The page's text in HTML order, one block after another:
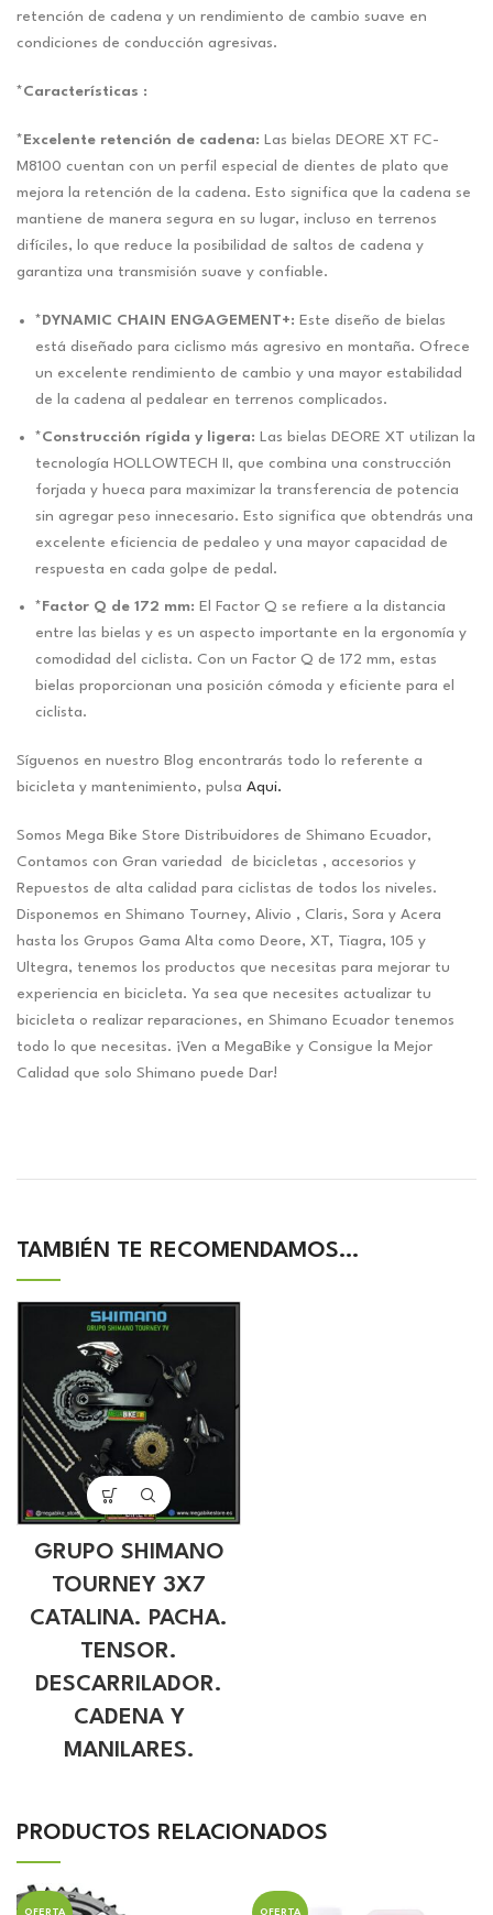
retención de cadena y un rendimiento de cambio suave en
condiciones de conducción agresivas.
*Características :
*Excelente retención de cadena: Las bielas DEORE XT FC-
M8100 cuentan con un perfil especial de dientes de plato que
mejora la retención de la cadena. Esto significa que la cadena se
mantiene de manera segura en su lugar, incluso en terrenos
difíciles, lo que reduce la posibilidad de saltos de cadena y
garantiza una transmisión suave y confiable.
*DYNAMIC CHAIN ENGAGEMENT+: Este diseño de bielas
está diseñado para ciclismo más agresivo en montaña. Ofrece
un excelente rendimiento de cambio y una mayor estabilidad
de la cadena al pedalear en terrenos complicados.
*Construcción rígida y ligera: Las bielas DEORE XT utilizan la
tecnología HOLLOWTECH II, que combina una construcción
forjada y hueca para maximizar la transferencia de potencia
sin agregar peso innecesario. Esto significa que obtendrás una
excelente eficiencia de pedaleo y una mayor capacidad de
respuesta en cada golpe de pedal.
*Factor Q de 172 mm: El Factor Q se refiere a la distancia
entre las bielas y es un aspecto importante en la ergonomía y
comodidad del ciclista. Con un Factor Q de 172 mm, estas
bielas proporcionan una posición cómoda y eficiente para el
ciclista.
Síguenos en nuestro Blog encontrarás todo lo referente a
bicicleta y mantenimiento, pulsa Aqui.
Somos Mega Bike Store Distribuidores de Shimano Ecuador,
Contamos con Gran variedad de bicicletas , accesorios y
Repuestos de alta calidad para ciclistas de todos los niveles.
Disponemos en Shimano Tourney, Alivio , Claris, Sora y Acera
hasta los Grupos Gama Alta como Deore, XT, Tiagra, 105 y
Ultegra, tenemos los productos que necesitas para mejorar tu
experiencia en bicicleta. Ya sea que necesites actualizar tu
bicicleta o realizar reparaciones, en Shimano Ecuador tenemos
todo lo que necesitas. ¡Ven a MegaBike y Consigue la Mejor
Calidad que solo Shimano puede Dar!
TAMBIÉN TE RECOMENDAMOS…
GRUPO SHIMANO
TOURNEY 3X7
CATALINA. PACHA.
TENSOR.
DESCARRILADOR.
CADENA Y
MANILARES.
PRODUCTOS RELACIONADOS
OFERTA OFERTA